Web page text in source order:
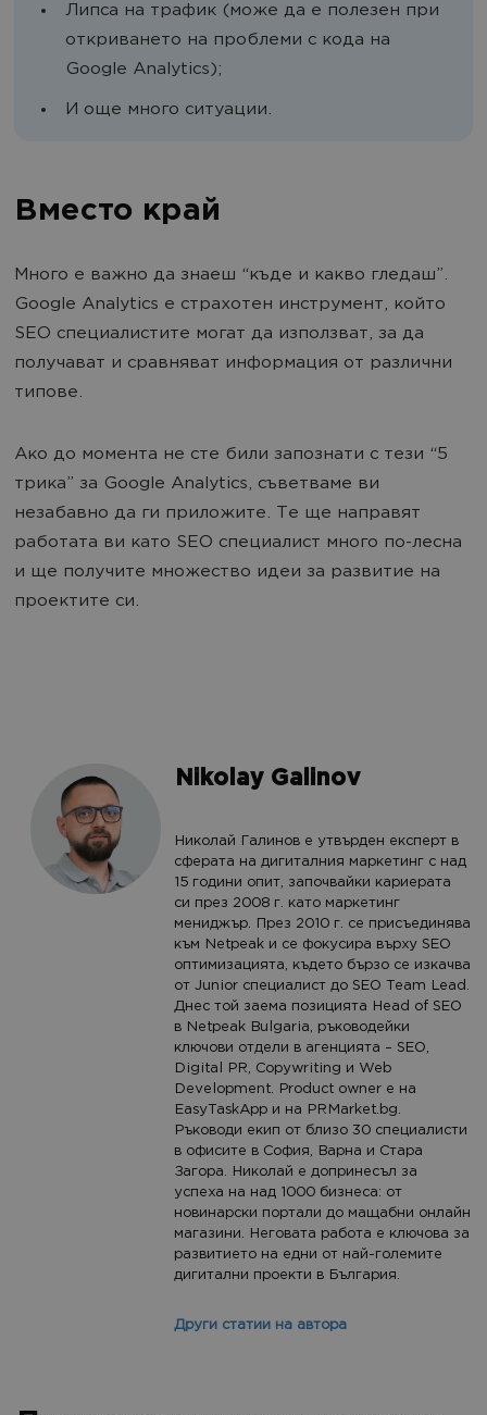
Липса на трафик (може да е полезен при
откриването на проблеми с кода на
Google Analytics);
И още много ситуации.
Вместо край
Много е важно да знаеш “къде и какво гледаш”.
Google Analytics е страхотен инструмент, който
SEO специалистите могат да използват, за да
получават и сравняват информация от различни
типове.
Ако до момента не сте били запознати с тези “5
трика” за Google Analytics, съветваме ви
незабавно да ги приложите. Те ще направят
работата ви като SEO специалист много по-лесна
и ще получите множество идеи за развитие на
проектите си.
Nikolay Galinov
Николай Галинов е утвърден експерт в
сферата на дигиталния маркетинг с над
15 години опит, започвайки кариерата
си през 2008 г. като маркетинг
мениджър. През 2010 г. се присъединява
към Netpeak и се фокусира върху SEO
оптимизацията, където бързо се изкачва
от Junior специалист до SEO Team Lead.
Днес той заема позицията Head of SEO
в Netpeak Bulgaria, ръководейки
ключови отдели в агенцията – SEO,
Digital PR, Copywriting и Web
Development. Product owner е на
EasyTaskApp и на PRMarket.bg.
Ръководи екип от близо 30 специалисти
в офисите в София, Варна и Стара
Загора. Николай е допринесъл за
успеха на над 1000 бизнеса: от
новинарски портали до мащабни онлайн
магазини. Неговата работа е ключова за
развитието на едни от най-големите
дигитални проекти в България.
Други статии на автора